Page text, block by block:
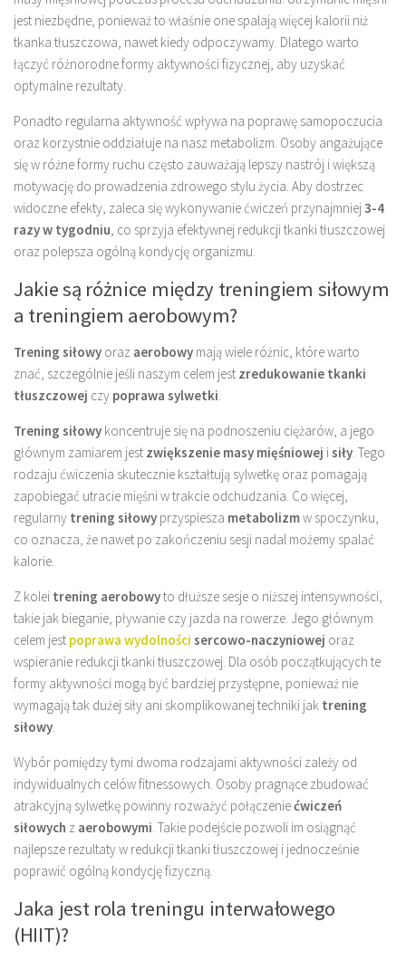
jest niezbędne, ponieważ to właśnie one spalają więcej kalorii niż
tkanka tłuszczowa, nawet kiedy odpoczywamy. Dlatego warto
łączyć różnorodne formy aktywności fizycznej, aby uzyskać
optymalne rezultaty.
Ponadto regularna aktywność wpływa na poprawę samopoczucia
oraz korzystnie oddziałuje na nasz metabolizm. Osoby angażujące
się w różne formy ruchu często zauważają lepszy nastrój i większą
motywację do prowadzenia zdrowego stylu życia. Aby dostrzec
widoczne efekty, zaleca się wykonywanie ćwiczeń przynajmniej3-4
razy w tygodniu, co sprzyja efektywnej redukcji tkanki tłuszczowej
oraz polepsza ogólną kondycję organizmu.
Jakie są różnice między treningiem siłowym
a treningiem aerobowym?
Trening siłowy oraz aerobowy mają wiele różnic, które warto
znać, szczególnie jeśli naszym celem jest zredukowanie tkanki
tłuszczowej czy poprawa sylwetki.
Trening siłowy koncentruje się na podnoszeniu ciężarów, a jego
głównym zamiarem jest zwiększenie masy mięśniowej isiły. Tego
rodzaju ćwiczenia skutecznie kształtują sylwetkę oraz pomagają
zapobiegać utracie mięśni w trakcie odchudzania. Co więcej,
regularny trening siłowy przyspiesza metabolizmw spoczynku,
co oznacza, że nawet po zakończeniu sesji nadal możemy spalać
kalorie.
Z kolei trening aerobowyto dłuższe sesje o niższej intensywności,
takie jak bieganie, pływanie czy jazda na rowerze. Jego głównym
celem jest poprawa wydolności sercowo-naczyniowej oraz
wspieranie redukcji tkanki tłuszczowej. Dla osób początkujących te
formy aktywności mogą być bardziej przystępne, ponieważ nie
wymagają tak dużej siły ani skomplikowanej techniki jak trening
siłowy.
Wybór pomiędzy tymi dwoma rodzajami aktywności zależy od
indywidualnych celów fitnessowych. Osoby pragnące zbudować
atrakcyjną sylwetkę powinny rozważyć połączeniećwiczeń
siłowych z aerobowymi. Takie podejście pozwoli im osiągnąć
najlepsze rezultaty w redukcji tkanki tłuszczowej i jednocześnie
poprawić ogólną kondycję fizyczną.
Jaka jest rola treningu interwałowego
(HIIT)?